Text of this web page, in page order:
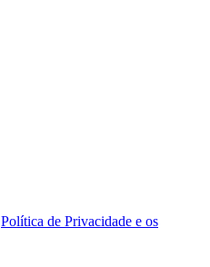
Política de Privacidade e os